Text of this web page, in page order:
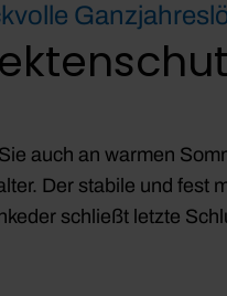
auch an warmen
Der stabile und fest
schließt letzte